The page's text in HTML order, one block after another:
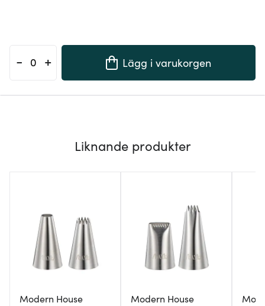
- + Lägg i varukorgen
Liknande produkter
Modern House Modern House